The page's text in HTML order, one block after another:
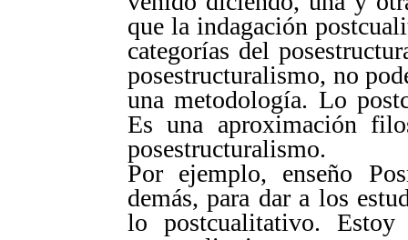
que la indagación
categorías del
posestructuralismo, no
una metodología. Lo
Es una aproximación
posestructuralismo.
Por ejemplo, enseño
demás, para dar a los
lo postcualitativo.